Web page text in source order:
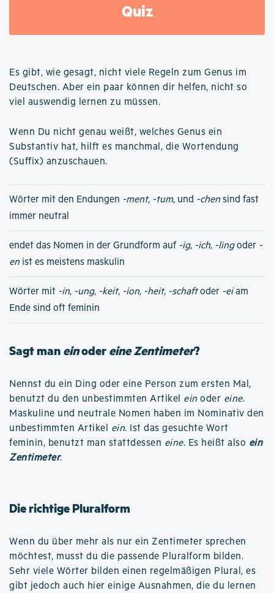
Quiz
Es gibt, wie gesagt, nicht viele Regeln zum Genus im
Deutschen. Aber ein paar können dir helfen, nicht so
viel auswendig lernen zu müssen.
Wenn Du nicht genau weißt, welches Genus ein
Substantiv hat, hilft es manchmal, die Wortendung
(Suffix) anzuschauen.
Wörter mit den Endungen -ment, -tum, und -chen sind fast
immer neutral
endet das Nomen in der Grundform auf -ig, -ich, -lingoder -
en ist es meistens maskulin
Wörter mit -in, -ung, -keit, -ion, -heit, -schaftoder -eiam
Ende sind oft feminin
Sagt maneinodereine Zentimeter?
Nennst du ein Ding oder eine Person zum ersten Mal,
benutzt du den unbestimmten Artikel ein oder eine.
Maskuline und neutrale Nomen haben im Nominativ den
unbestimmten Artikel ein. Ist das gesuchte Wort
feminin, benutzt man stattdessen eine. Es heißt also ein
Zentimeter.
Die richtige Pluralform
Wenn du über mehr als nur ein Zentimeter sprechen
möchtest, musst du die passende Pluralform bilden.
Sehr viele Wörter bilden einen regelmäßigen Plural, es
gibt jedoch auch hier einige Ausnahmen, die du lernen